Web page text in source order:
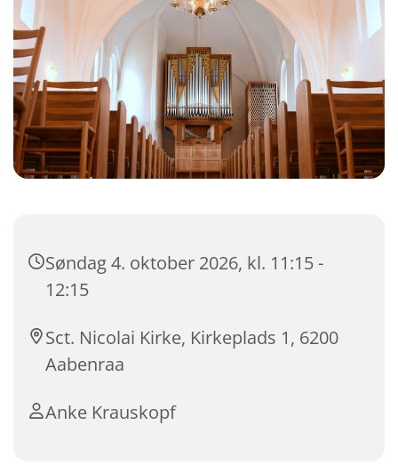
Søndag 4. oktober 2026, kl. 11:15 -
12:15
Sct. Nicolai Kirke, Kirkeplads 1, 6200
Aabenraa
Anke Krauskopf